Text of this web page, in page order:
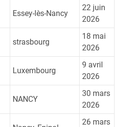
Essey-lès-Nancy
22 juin
2026
strasbourg
18 mai
2026
Luxembourg
9 avril
2026
NANCY
30 mars
2026
26 mars